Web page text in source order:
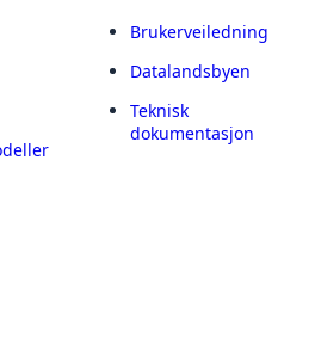
Brukerveiledning
Datalandsbyen
Teknisk
dokumentasjon